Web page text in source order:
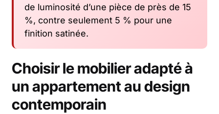
de luminosité d’une pièce de près de 15
%, contre seulement 5 % pour une
finition satinée.
Choisir le mobilier adapté à
unappartementaudesign
contemporain